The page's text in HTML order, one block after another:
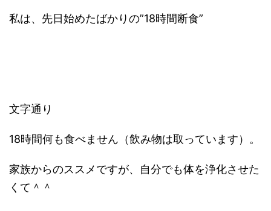
私は、先日始めたばかりの”18時間断食”
文字通り
18時間何も食べません（飲み物は取っています）。
家族からのススメですが、自分でも体を浄化させた
くて＾＾